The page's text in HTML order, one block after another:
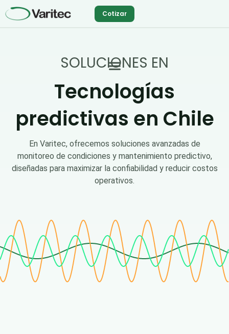
al
Cotizar
SOLUCIONES EN
Tecnologías
predictivas en Chile
En Varitec, ofrecemos soluciones avanzadas de
monitoreo de condiciones y mantenimiento predictivo,
diseñadas para maximizar la confiabilidad y reducir costos
operativos.